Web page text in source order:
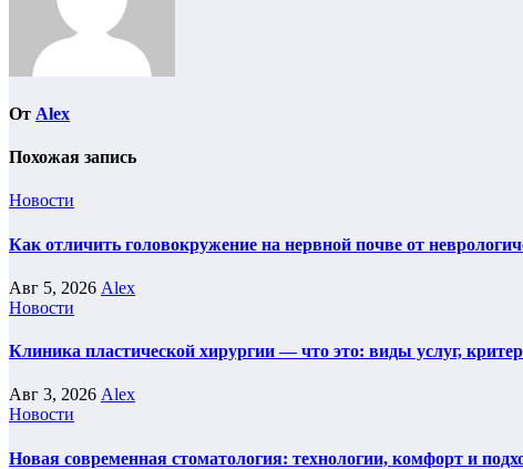
От Alex
Похожая запись
Новости
Как отличить головокружение на нервной почве от
Авг 5, 2026 Alex
Новости
Клиника пластической хирургии — что это: виды услуг,
Авг 3, 2026 Alex
Новости
Новая современная стоматология: технологии, комфорт и